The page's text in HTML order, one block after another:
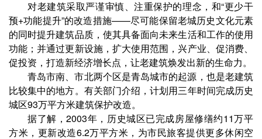
对老建筑采取严谨审慎、注重保护的理念，和“更少干
预+功能提升”的改造措施——尽可能保留老城历史文化元素
的同时提升建筑品质，使其具备面向未来生活和工作的使用
功能；并通过更新设施，扩大使用范围，兴产业、促消费、
促投资，打造新经济增长点，让老建筑焕发出新的生命力。
青岛市南、市北两个区是青岛城市的起源，也是老建筑
比较集中的地方。有关部门介绍，计划用三年时间完成历史
城区93万平方米建筑保护改造。
据了解，2003年，历史城区已完成房屋修缮约11万平
方米，更新改造6.2万平方米，为市民旅客提供更多休闲空